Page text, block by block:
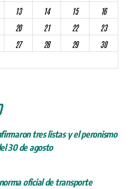
13 14 15
16
20 21 22
23
27 28 29
30
tres listas y el peronismo
30 de agosto
oficial de transporte